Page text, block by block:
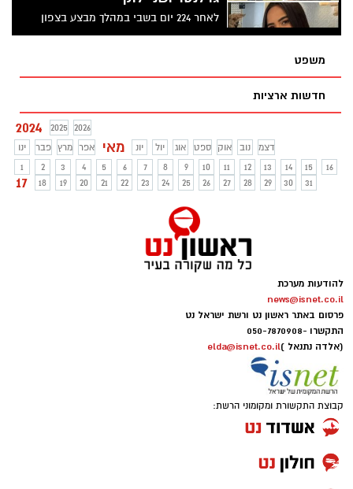
לאחר 224 יום בשבי במהלך מבצע בצפון
רצועת עזה היום (שישי) אותרו גופתויהם של
ה28, איציק גרלנטר בן 57 תושב אירוס ושני
משפט
חדשות ארציות
2024 2025
2026
ינו
פבר מרץ אפר מאי יונ יול אוג ספט אוק נוב
דצמ
1
2 3 4 5 6 7 8 9 10 11 12 13 14 15 16
17 18 19 20 21 22 23 24 25 26 27 28 29 30 31
להודעות מערכת
news@isnet.co.il
פרסום באתר ראשון נט ורשת ישראל נט
התקשרו -050-7870908
(אלדה נתנאל )elda@isnet.co.il
קבוצת התקשורת ומקומוני הרשת: